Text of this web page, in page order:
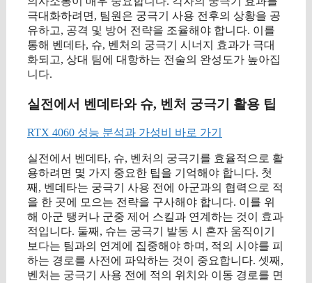
극대화하려면, 팀원은 궁극기 사용 전후의 상황을 공
유하고, 공격 및 방어 전략을 조율해야 합니다. 이를
통해 벤데타, 슈, 벤처의 궁극기 시너지 효과가 극대
화되고, 상대 팀에 대항하는 전술의 완성도가 높아집
니다.
실전에서 벤데타와 슈, 벤처 궁극기 활용 팁
RTX 4060 성능 분석과 가성비 바로 가기
실전에서 벤데타, 슈, 벤처의 궁극기를 효율적으로 활
용하려면 몇 가지 중요한 팁을 기억해야 합니다. 첫
째, 벤데타는 궁극기 사용 전에 아군과의 협력으로 적
을 한 곳에 모으는 전략을 구사해야 합니다. 이를 위
해 아군 탱커나 군중 제어 스킬과 연계하는 것이 효과
적입니다. 둘째, 슈는 궁극기 발동 시 혼자 움직이기
보다는 팀과의 연계에 집중해야 하며, 적의 시야를 피
하는 경로를 사전에 파악하는 것이 중요합니다. 셋째,
벤처는 궁극기 사용 전에 적의 위치와 이동 경로를 면